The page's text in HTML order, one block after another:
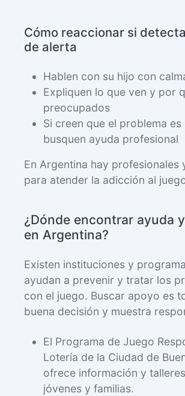
Cómo reaccionar si
de alerta
Hablen con su hijo con
Expliquen lo que ven y por
preocupados
Si creen que el problema es
busquen ayuda profesional
En Argentina hay profesionales
para atender la adicción al
¿Dónde encontrar ayuda
en Argentina?
Existen instituciones y
ayudan a prevenir y tratar los
con el juego. Buscar apoyo es
buena decisión y muestra
El Programa de Juego
Lotería de la Ciudad de
ofrece información y
jóvenes y familias.